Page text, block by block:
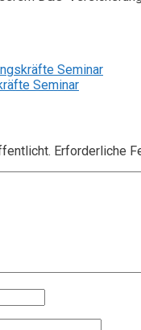
Seminar
Seminar
Erforderliche